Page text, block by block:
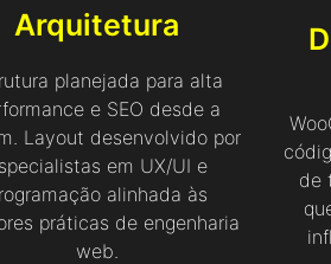
Arquitetura
planejada para alta
e SEO desde a
Layout desenvolvido por
em UX/UI e
alinhada às
práticas de engenharia
web.
de